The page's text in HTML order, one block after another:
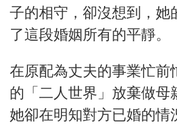
子的相守，卻沒想到，她
了這段婚姻所有的平靜。
在原配為丈夫的事業忙前
的「二人世界」放棄做母
她卻在明知對方已婚的情